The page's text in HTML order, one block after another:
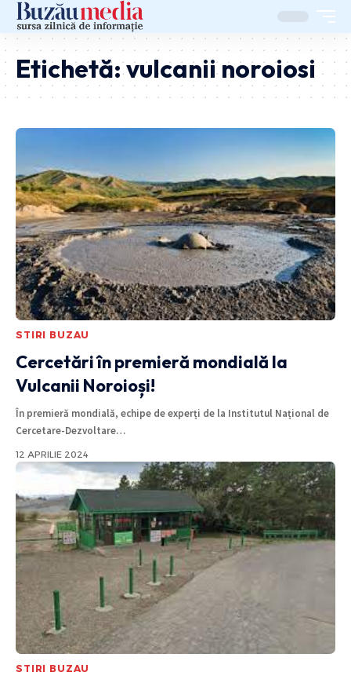
Etichetă:vulcanii noroiosi
STIRI BUZAU
Cercetări în premieră mondială la
Vulcanii Noroioși!
În premieră mondială, echipe de experți de la Institutul Național de
Cercetare-Dezvoltare…
12 APRILIE 2024
STIRI BUZAU